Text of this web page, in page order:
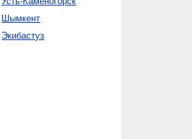
Шымкент
Экибастуз